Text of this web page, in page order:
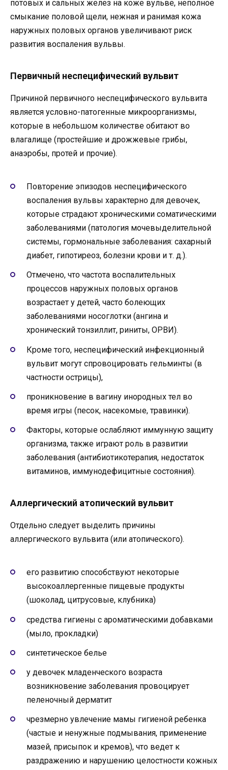
потовых и сальных желез на коже вульве, неполное
смыкание половой щели, нежная и ранимая кожа
наружных половых органов увеличивают риск
развития воспаления вульвы.
Первичный неспецифический вульвит
Причиной первичного неспецифического вульвита
является условно-патогенные микроорганизмы,
которые в небольшом количестве обитают во
влагалище (простейшие и дрожжевые грибы,
анаэробы, протей и прочие).
Повторение эпизодов неспецифического
воспаления вульвы характерно для девочек,
которые страдают хроническими соматическими
заболеваниями (патология мочевыделительной
системы, гормональные заболевания: сахарный
диабет, гипотиреоз, болезни крови и т. д.).
Отмечено, что частота воспалительных
процессов наружных половых органов
возрастает у детей, часто болеющих
заболеваниями носоглотки (ангина и
хронический тонзиллит, риниты, ОРВИ).
Кроме того, неспецифический инфекционный
вульвит могут спровоцировать гельминты (в
частности острицы),
проникновение в вагину инородных тел во
время игры (песок, насекомые, травинки).
Факторы, которые ослабляют иммунную защиту
организма, также играют роль в развитии
заболевания (антибиотикотерапия, недостаток
витаминов, иммунодефицитные состояния).
Аллергический атопический вульвит
Отдельно следует выделить причины
аллергического вульвита (или атопического).
его развитию способствуют некоторые
высокоаллергенные пищевые продукты
(шоколад, цитрусовые, клубника)
средства гигиены с ароматическими добавками
(мыло, прокладки)
синтетическое белье
у девочек младенческого возраста
возникновение заболевания провоцирует
пеленочный дерматит
чрезмерно увлечение мамы гигиеной ребенка
(частые и ненужные подмывания, применение
мазей, присыпок и кремов), что ведет к
раздражению и нарушению целостности кожных